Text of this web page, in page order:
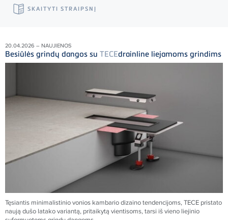
SKAITYTI STRAIPSNĮ
20.04.2026 – NAUJIENOS
Besiūlės grindų dangos su TECEdrainline liejamoms grindims
Tęsiantis minimalistinio vonios kambario dizaino tendencijoms,TECE pristato
naują dušo latako variantą, pritaikytą vientisoms, tarsi iš vieno liejinio